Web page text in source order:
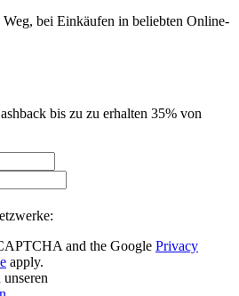
Weg, bei Einkäufen in beliebten Online-
bis zu zu erhalten 35% von
and the Google Privacy
apply.